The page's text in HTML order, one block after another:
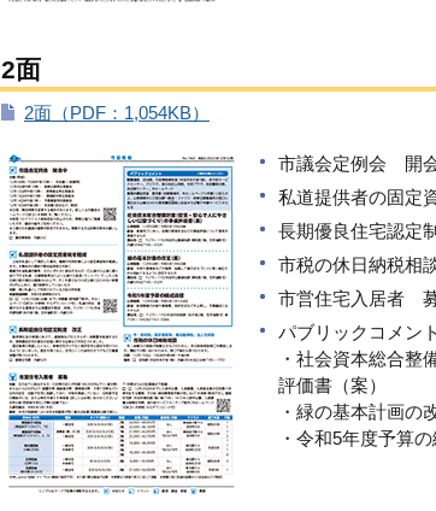
2面
2面（PDF：1,054KB）
市議会定例会 開
私道提供者の固定
長期優良住宅認定
市税の休日納税相
市営住宅入居者
パブリックコメント
・社会資本総合整
評価書（案）
・緑の基本計画の
・令和5年度予算